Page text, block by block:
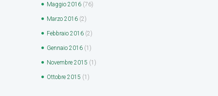
Maggio 2016 (76)
Marzo 2016 (2)
Febbraio 2016 (2)
Gennaio 2016 (1)
Novembre 2015 (1)
Ottobre 2015 (1)